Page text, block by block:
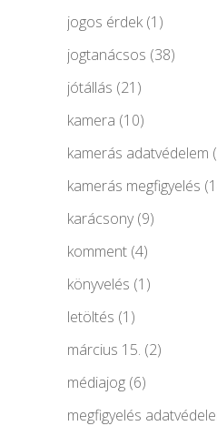
jogos érdek(1)
jogtanácsos (38)
jótállás (21)
kamera (10)
kamerás adatvédelem
kamerás megfigyelés
karácsony(9)
komment (4)
könyvelés (1)
letöltés (1)
március 15. (2)
médiajog (6)
megfigyelés